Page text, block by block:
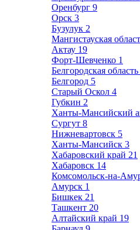
Оренбург 9
Орск 3
Бузулук 2
Мангистауская
Актау 19
Форт-Шевченко 1
Белгородская область
Белгород 5
Старый Оскол 4
Губкин 2
Ханты-Мансийский
Сургут 8
Нижневартовск 5
Ханты-Мансийск 3
Хабаровский край 21
Хабаровск 14
Комсомольск-на-
Амурск 1
Бишкек 21
Ташкент 20
Алтайский край 19